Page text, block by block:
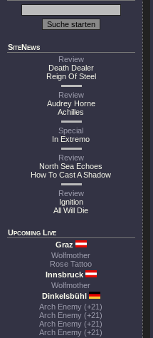
SiteNews
Review
Death Dealer
Reign Of Steel
Review
Audrey Horne
Achilles
Special
In Extremo
Review
North Sea Echoes
How To Cast A Shadow
Review
Ignition
All Will Die
Upcoming Live
Graz
Wolfmother
Rose Tattoo
Innsbruck
Wolfmother
Dinkelsbühl
Arch Enemy (+21)
Arch Enemy (+21)
Arch Enemy (+21)
Arch Enemy (+21)